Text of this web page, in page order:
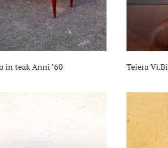
in teak Anni ’60 Teiera Vi.Bi